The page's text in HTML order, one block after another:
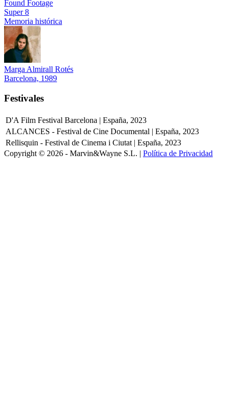
Found Footage
Super 8
Memoria histórica
Marga Almirall Rotés
Barcelona, 1989
Festivales
D'A Film Festival Barcelona | España, 2023
ALCANCES - Festival de Cine Documental | España, 2023
Rellisquin - Festival de Cinema i Ciutat | España, 2023
Copyright © 2026 - Marvin&Wayne S.L. | Política de Privacidad